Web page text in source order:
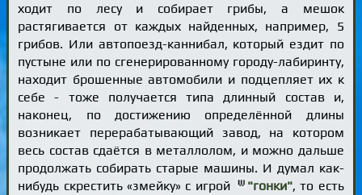
ходит по лесу и собирает грибы, а мешок
растягивается от каждых найденных, например, 5
грибов. Или автопоезд-каннибал, который ездит по
пустыне или по сгенерированному городу-лабиринту,
находит брошенные автомобили и подцепляет их к
себе - тоже получается типа длинный состав и,
наконец, по достижению определённой длины
возникает перерабатывающий завод, на котором
весь состав сдаётся в металлолом, и можно дальше
продолжать собирать старые машины. И думал как-
нибудь скрестить «змейку» с игрой
"гонки", то есть